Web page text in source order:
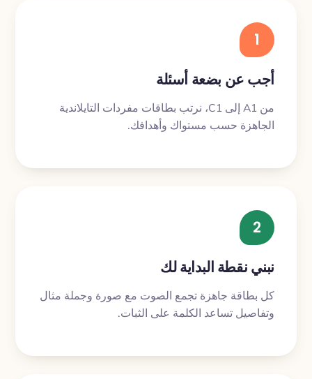
1
أجب عن بضعة أسئلة
من A1 إلى C1، نرتب بطاقات مفردات التايلاندية
الجاهزة حسب مستواك وأهدافك.
2
نبني نقطة البداية لك
كل بطاقة جاهزة تجمع الصوت مع صورة وجملة مثال
وتفاصيل تساعد الكلمة على الثبات.